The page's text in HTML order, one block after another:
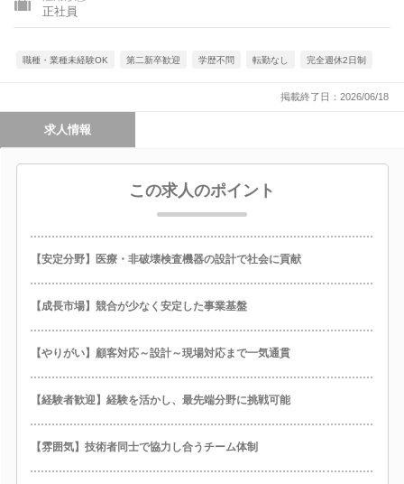
正社員
職種・業種未経験OK 第二新卒歓迎 学歴不問 転勤なし 完全週休2日制
掲載終了日：2026/06/18
求人情報
この求人のポイント
【安定分野】医療・非破壊検査機器の設計で社会に貢献
【成長市場】競合が少なく安定した事業基盤
【やりがい】顧客対応～設計～現場対応まで一気通貫
【経験者歓迎】経験を活かし、最先端分野に挑戦可能
【雰囲気】技術者同士で協力し合うチーム体制